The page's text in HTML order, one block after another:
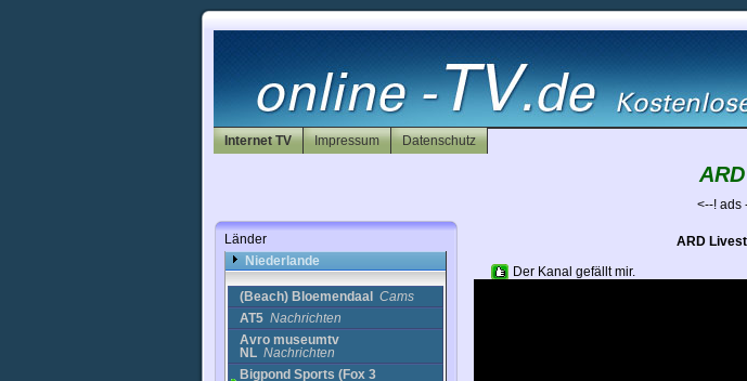
Internet TV Impressum Datenschutz
<--! ads
Länder
Kroatien
Kuwait
Litauen
Luxemburg
Malta
Marokko
NewZealand
Nicaragua
Niederlande
(Beach) Bloemendaal
Cams
AT5 Nachrichten
Avro museumtv
NL Nachrichten
Bigpond Sports (Fox 3
ARD
Der Kanal gefällt mir.